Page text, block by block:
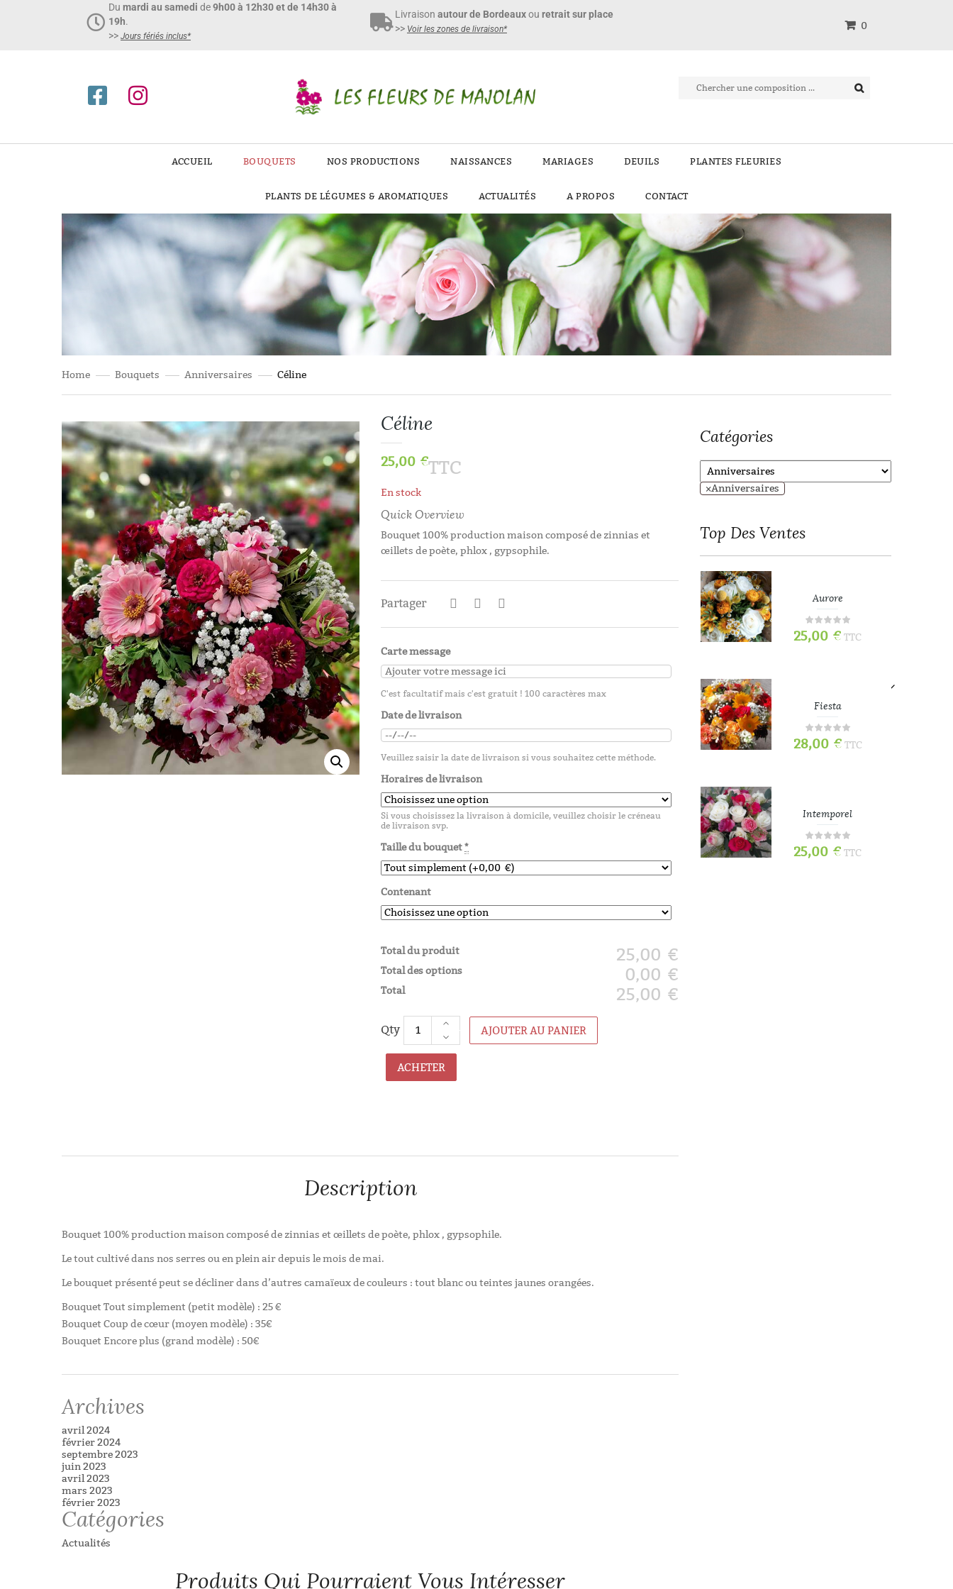
Du mardi au samedi de9h00 à 12h30 et de 14h30 à
19h.
>> Jours fériés inclus*​
Livraison autour de Bordeauxou retrait sur place
>> Voir les zones de livraison* 0
ACCUEIL BOUQUETS NOS PRODUCTIONS NAISSANCES MARIAGES DEUILS PLANTES FLEURIES
PLANTS DE LÉGUMES & AROMATIQUES ACTUALITÉS A PROPOS CONTACT
Home Bouquets Anniversaires Céline
Céline
25,00 €TTC
En stock
Quick Overview
Bouquet 100% production maison composé de zinnias et
œillets de poète, phlox , gypsophile.
Partager
Carte message
C'est facultatif mais c'est gratuit ! 100 caractères max
Date de livraison
Veuillez saisir la date de livraison si vous souhaitez cette méthode.
Horaires de livraison
Si vous choisissez la livraison à domicile, veuillez choisir le créneau
de livraison svp.
Taille du bouquet*
Contenant
Total du produit 25,00 €
Total des options 0,00 €
Total 25,00 €
AJOUTER AU PANIER
ACHETER
Description
Bouquet 100% production maison composé de zinnias et œillets de poète, phlox , gypsophile.
Le tout cultivé dans nos serres ou en plein air depuis le mois de mai.
Le bouquet présenté peut se décliner dans d’autres camaïeux de couleurs : tout blanc ou teintes jaunes orangées.
Bouquet Tout simplement (petit modèle) : 25 €
Bouquet Coup de cœur (moyen modèle) : 35€
Bouquet Encore plus (grand modèle) : 50€
Archives
avril 2024
février 2024
septembre 2023
juin 2023
avril 2023
mars 2023
février 2023
Catégories
Actualités
Produits Qui Pourraient Vous Intéresser
Catégories
×Anniversaires
Top Des Ventes
25,00€ TTC
Diane
Aurore
25,00 € TTC
Fiesta
28,00 € TTC
Intemporel
25,00 € TTC